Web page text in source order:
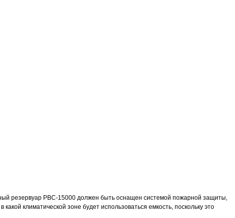
резервуар РВС-15000 должен быть оснащен системой пожарной защиты,
климатической зоне будет использоваться емкость, поскольку это